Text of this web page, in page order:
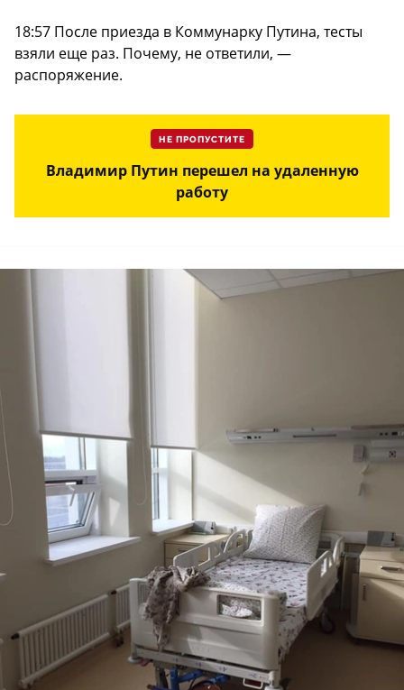
18:57 После приезда в Коммунарку Путина, тесты
взяли еще раз. Почему, не ответили, —
распоряжение.
НЕ ПРОПУСТИТЕ
Владимир Путин перешел на удаленную
работу